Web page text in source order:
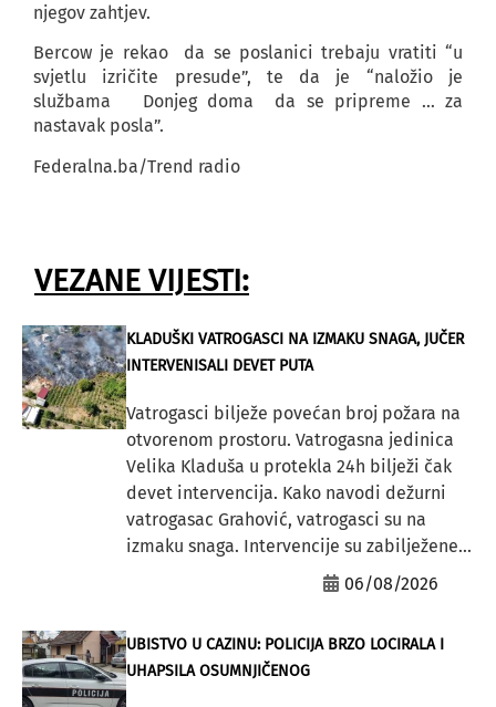
njegov zahtjev.
Bercow je rekao da se poslanici trebaju vratiti “u
svjetlu izričite presude”, te da je “naložio je
službama Donjeg doma da se pripreme … za
nastavak posla”.
Federalna.ba/Trend radio
VEZANE VIJESTI:
KLADUŠKI VATROGASCI NA IZMAKU SNAGA, JUČER
INTERVENISALI DEVET PUTA
Vatrogasci bilježe povećan broj požara na
otvorenom prostoru. Vatrogasna jedinica
Velika Kladuša u protekla 24h bilježi čak
devet intervencija. Kako navodi dežurni
vatrogasac Grahović, vatrogasci su na
izmaku snaga. Intervencije su zabilježene...
06/08/2026
UBISTVO U CAZINU: POLICIJA BRZO LOCIRALA I
UHAPSILA OSUMNJIČENOG